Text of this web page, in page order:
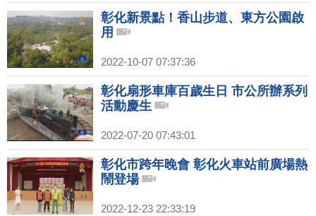
彰化新景點！香山步道、東方公園啟
用
2022-10-07 07:37:36
彰化扇形車庫百歲生日 市公所辦系列
活動慶生
2022-07-20 07:43:01
彰化市跨年晚會 彰化火車站前廣場熱
鬧登場
2022-12-23 22:33:19